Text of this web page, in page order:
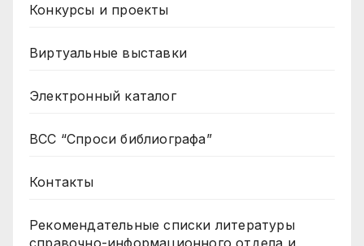
Конкурсы и проекты
Виртуальные выставки
Электронный каталог
ВСС “Спроси библиографа”
Контакты
Рекомендательные списки литературы
справочно-информационного отдела и